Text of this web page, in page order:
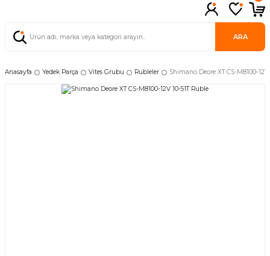
ARA
Anasayfa Yedek Parça Vites Grubu Rubleler Shimano Deore XT CS-M8100-12V